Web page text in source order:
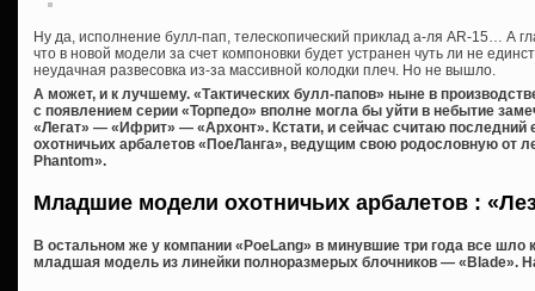
Ну да, исполнение булл-пап, телескопический приклад а-ля AR-15… А
что в новой модели за счет компоновки будет устранен чуть ли не
неудачная развесовка из-за массивной колодки плеч. Но не вышло.
А может, и к лучшему. «Тактических булл-папов» ныне в
с появлением серии «Торпедо» вполне могла бы уйти в небытие
«Легат» — «Ифрит» — «Архонт». Кстати, и сейчас считаю
охотничьих арбалетов «ПоеЛанга», ведущим свою родословную от
Phantom».
Младшие модели охотничьих арбалетов :
В остальном же у компании «PoeLang» в минувшие три года все
младшая модель из линейки полноразмерых блочников — «Blade».